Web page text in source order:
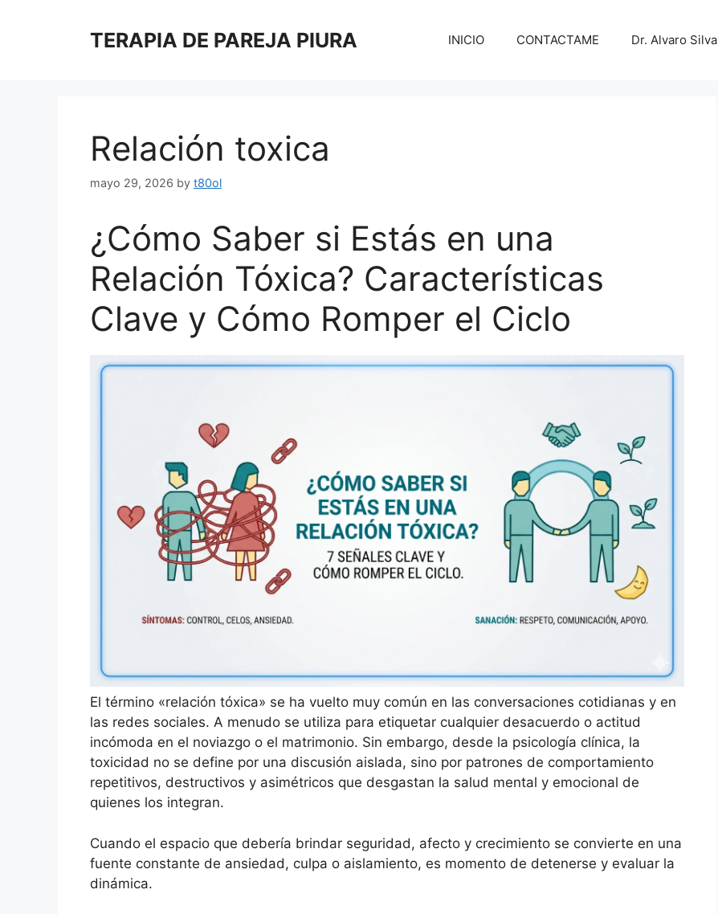
TERAPIA DE PAREJA PIURA INICIO CONTACTAME Dr. Alvaro Silva
Relación toxica
mayo 29, 2026 by t80ol
¿Cómo Saber si Estás en una
Relación Tóxica? Características
Clave y Cómo Romper el Ciclo
El término «relación tóxica» se ha vuelto muy común en las conversaciones cotidianas y en
las redes sociales. A menudo se utiliza para etiquetar cualquier desacuerdo o actitud
incómoda en el noviazgo o el matrimonio. Sin embargo, desde la psicología clínica, la
toxicidad no se define por una discusión aislada, sino por patrones de comportamiento
repetitivos, destructivos y asimétricos que desgastan la salud mental y emocional de
quienes los integran.
Cuando el espacio que debería brindar seguridad, afecto y crecimiento se convierte en una
fuente constante de ansiedad, culpa o aislamiento, es momento de detenerse y evaluar la
dinámica.